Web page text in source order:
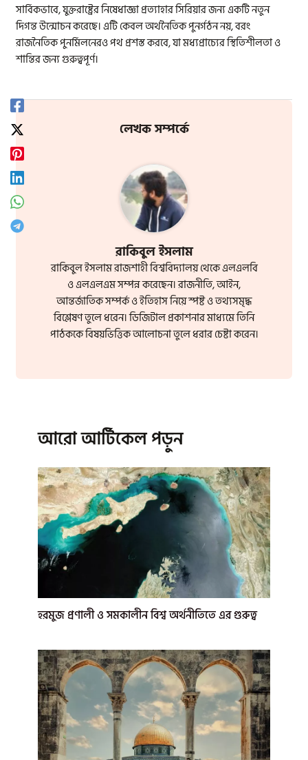
সার্বিকভাবে, যুক্তরাষ্ট্রের নিষেধাজ্ঞা প্রত্যাহার সিরিয়ার জন্য একটি নতুন
দিগন্ত উন্মোচন করেছে। এটি কেবল অর্থনৈতিক পুনর্গঠন নয়, বরং
রাজনৈতিক পুনর্মিলনেরও পথ প্রশস্ত করবে, যা মধ্যপ্রাচ্যের স্থিতিশীলতা ও
শান্তির জন্য গুরুত্বপূর্ণ।
লেখক সম্পর্কে
রাকিবুল ইসলাম
রাকিবুল ইসলাম রাজশাহী বিশ্ববিদ্যালয় থেকে এলএলবি
ও এলএলএম সম্পন্ন করেছেন। রাজনীতি, আইন,
আন্তর্জাতিক সম্পর্ক ও ইতিহাস নিয়ে স্পষ্ট ও তথ্যসমৃদ্ধ
বিশ্লেষণ তুলে ধরেন। ডিজিটাল প্রকাশনার মাধ্যমে তিনি
পাঠককে বিষয়ভিত্তিক আলোচনা তুলে ধরার চেষ্টা করেন।
আরো আর্টিকেল পড়ুন
হরমুজ প্রণালী ও সমকালীন বিশ্ব অর্থনীতিতে এর গুরুত্ব